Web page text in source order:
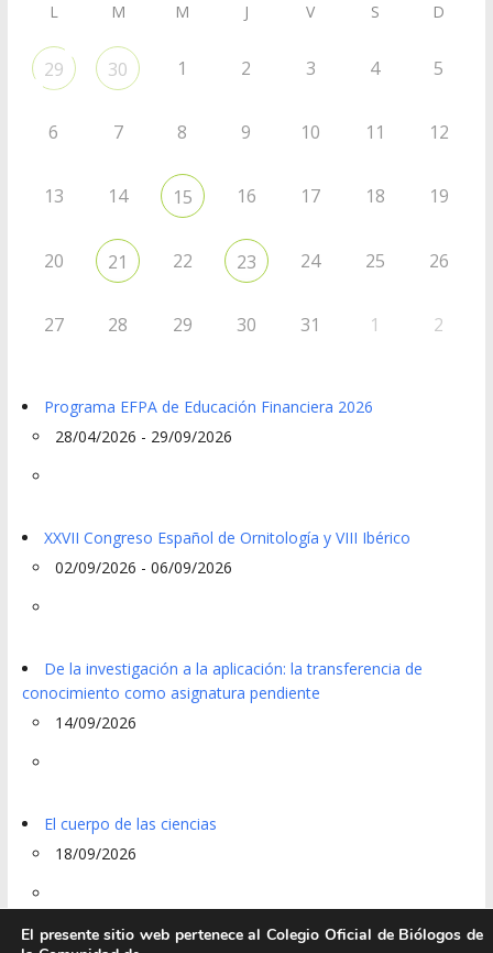
L M M J V S D
29 30 1 2 3 4 5
6 7 8 9 10 11 12
13 14 15 16 17 18 19
20 21 22 23 24 25 26
27 28 29 30 31 1 2
Programa EFPA de Educación Financiera 2026
28/04/2026 - 29/09/2026
XXVII Congreso Español de Ornitología y VIII Ibérico
02/09/2026 - 06/09/2026
De la investigación a la aplicación: la transferencia de
conocimiento como asignatura pendiente
14/09/2026
El cuerpo de las ciencias
18/09/2026
El presente sitio web pertenece al Colegio Oficial de Biólogos de